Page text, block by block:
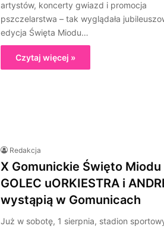
artystów, koncerty gwiazd i promocja
pszczelarstwa – tak wyglądała
edycja Święta Miodu…
Czytaj więcej »
Redakcja
X Gomunickie Święto Miodu
GOLEC uORKIESTRA i
wystąpią w Gomunicach
Już w sobotę, 1 sierpnia, stadion